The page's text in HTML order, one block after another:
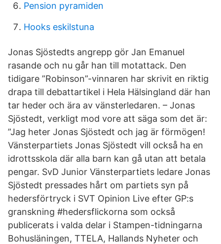
Pension pyramiden
Hooks eskilstuna
Jonas Sjöstedts angrepp gör Jan Emanuel
rasande och nu går han till motattack. Den
tidigare ”Robinson”-vinnaren har skrivit en riktig
drapa till debattartikel i Hela Hälsingland där han
tar heder och ära av vänsterledaren. – Jonas
Sjöstedt, verkligt mod vore att säga som det är:
”Jag heter Jonas Sjöstedt och jag är förmögen!
Vänsterpartiets Jonas Sjöstedt vill också ha en
idrottsskola där alla barn kan gå utan att betala
pengar. SvD Junior Vänsterpartiets ledare Jonas
Sjöstedt pressades hårt om partiets syn på
hedersförtryck i SVT Opinion Live efter GP:s
granskning #hedersflickorna som också
publicerats i valda delar i Stampen-tidningarna
Bohusläningen, TTELA, Hallands Nyheter och